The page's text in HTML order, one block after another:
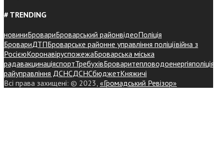
# TRENDING
новиниБровариБроварський районвідеоПоліція
БровариДТПБроварське районне управління поліціївійна з
РосієюКоронавіруспожежаБроварська міська
радавакцинаціяспортТребухівБроваритепловодоенергіяполіція
райуправління ДСНСДСНСбюджетКняжичі
Всі права захищені: © 2023, «Громадський Ревізор»